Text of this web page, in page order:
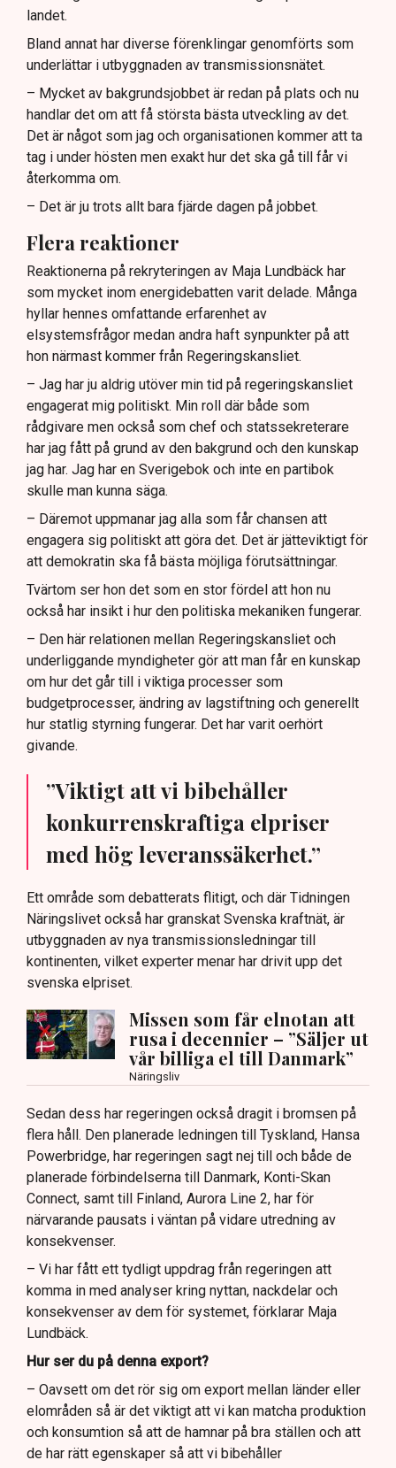
landet.
Bland annat har diverse förenklingar genomförts som
underlättar i utbyggnaden av transmissionsnätet.
– Mycket av bakgrundsjobbet är redan på plats och nu
handlar det om att få största bästa utveckling av det.
Det är något som jag och organisationen kommer att ta
tag i under hösten men exakt hur det ska gå till får vi
återkomma om.
– Det är ju trots allt bara fjärde dagen på jobbet.
Flera reaktioner
Reaktionerna på rekryteringen av Maja Lundbäck har
som mycket inom energidebatten varit delade. Många
hyllar hennes omfattande erfarenhet av
elsystemsfrågor medan andra haft synpunkter på att
hon närmast kommer från Regeringskansliet.
– Jag har ju aldrig utöver min tid på regeringskansliet
engagerat mig politiskt. Min roll där både som
rådgivare men också som chef och statssekreterare
har jag fått på grund av den bakgrund och den kunskap
jag har. Jag har en Sverigebok och inte en partibok
skulle man kunna säga.
– Däremot uppmanar jag alla som får chansen att
engagera sig politiskt att göra det. Det är jätteviktigt för
att demokratin ska få bästa möjliga förutsättningar.
Tvärtom ser hon det som en stor fördel att hon nu
också har insikt i hur den politiska mekaniken fungerar.
– Den här relationen mellan Regeringskansliet och
underliggande myndigheter gör att man får en kunskap
om hur det går till i viktiga processer som
budgetprocesser, ändring av lagstiftning och generellt
hur statlig styrning fungerar. Det har varit oerhört
givande.
”Viktigt att vi bibehåller
konkurrenskraftiga elpriser
med hög leveranssäkerhet.”
Ett område som debatterats flitigt, och där Tidningen
Näringslivet också har granskat Svenska kraftnät, är
utbyggnaden av nya transmissionsledningar till
kontinenten, vilket experter menar har drivit upp det
svenska elpriset.
Missen som får elnotan att
rusa i decennier – ”Säljer ut
vår billiga el till Danmark”
Näringsliv
Sedan dess har regeringen också dragit i bromsen på
flera håll. Den planerade ledningen till Tyskland, Hansa
Powerbridge, har regeringen sagt nej till och både de
planerade förbindelserna till Danmark, Konti-Skan
Connect, samt till Finland, Aurora Line 2, har för
närvarande pausats i väntan på vidare utredning av
konsekvenser.
– Vi har fått ett tydligt uppdrag från regeringen att
komma in med analyser kring nyttan, nackdelar och
konsekvenser av dem för systemet, förklarar Maja
Lundbäck.
Hur ser du på denna export?
– Oavsett om det rör sig om export mellan länder eller
elområden så är det viktigt att vi kan matcha produktion
och konsumtion så att de hamnar på bra ställen och att
de har rätt egenskaper så att vi bibehåller